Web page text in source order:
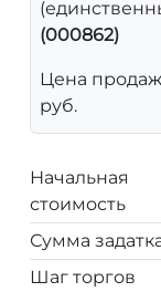
(000862)
Цена
руб.
Начальная
стоимость
Сумма
Шаг торгов